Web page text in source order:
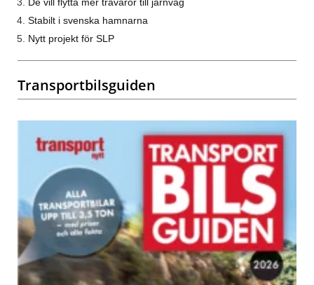
De vill flytta mer trävaror till järnväg
Stabilt i svenska hamnarna
Nytt projekt för SLP
Transportbilsguiden